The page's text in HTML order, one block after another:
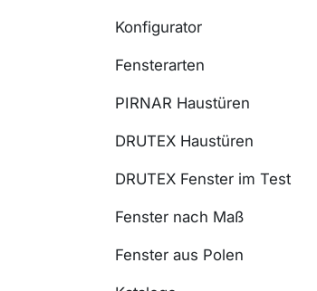
Konfigurator
Fensterarten
PIRNAR Haustüren
DRUTEX Haustüren
DRUTEX Fenster im Test
Fenster nach Maß
Fenster aus Polen